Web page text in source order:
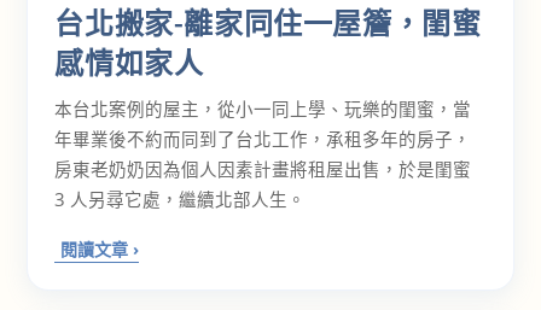
台北搬家-離家同住一屋簷，閨蜜
感情如家人
本台北案例的屋主，從小一同上學、玩樂的閨蜜，當
年畢業後不約而同到了台北工作，承租多年的房子，
房東老奶奶因為個人因素計畫將租屋出售，於是閨蜜
3 人另尋它處，繼續北部人生。